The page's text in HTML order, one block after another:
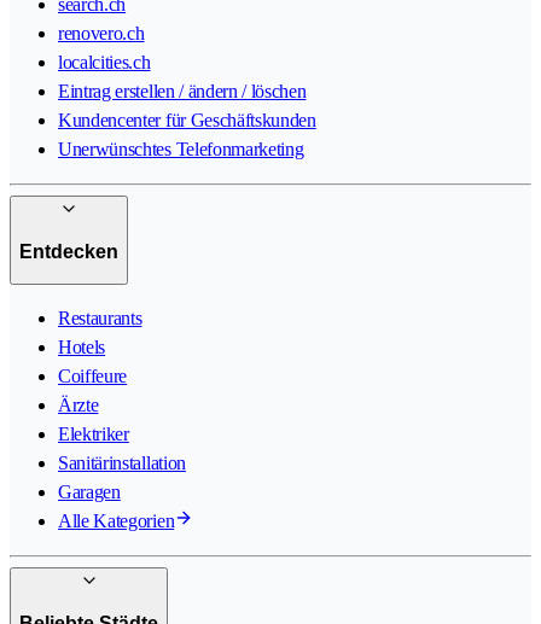
search.ch
renovero.ch
localcities.ch
Eintrag erstellen / ändern / löschen
Kundencenter für Geschäftskunden
Unerwünschtes Telefonmarketing
Entdecken
Restaurants
Hotels
Coiffeure
Ärzte
Elektriker
Sanitärinstallation
Garagen
Alle Kategorien